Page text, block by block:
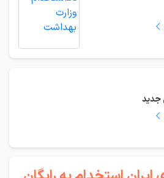
جدید